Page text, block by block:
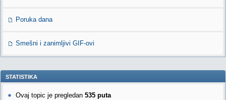
Poruka dana
Smešni i zanimljivi GIF-ovi
STATISTIKA
Ovaj topic je pregledan 535 puta